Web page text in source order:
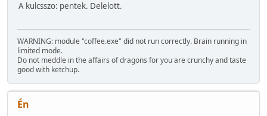
A kulcsszo: pentek. Delelott.
WARNING: module "coffee.exe" did not run correctly. Brain running in
limited mode.
Do not meddle in the affairs of dragons for you are crunchy and taste
good with ketchup.
Én